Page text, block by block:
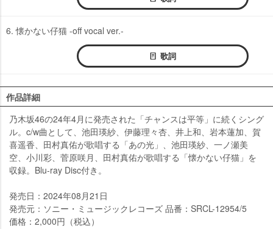
6. 懐かない仔猫 -off vocal ver.-
歌詞
作品詳細
乃木坂46の24年4月に発売された「チャンスは平等」に続くシング
ル。c/w曲として、池田瑛紗、伊藤理々杏、井上和、岩本蓮加、賀
喜遥香、田村真佑が歌唱する「あの光」、池田瑛紗、一ノ瀬美
空、小川彩、菅原咲月、田村真佑が歌唱する「懐かない仔猫」を
収録。Blu-ray Disc付き。
発売日：2024年08月21日
発売元：ソニー・ミュージックレコーズ 品番：SRCL-12954/5
価格：2,000円（税込）